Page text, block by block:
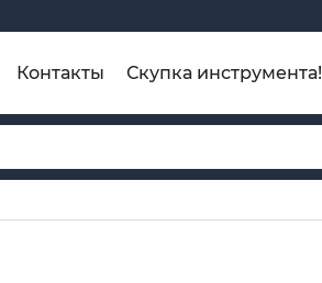
Контакты Скупка инструмента!